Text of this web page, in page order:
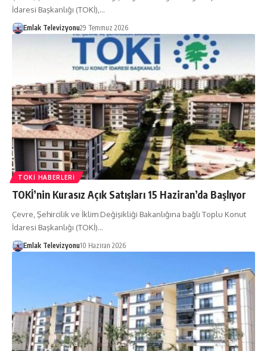
İdaresi Başkanlığı (TOKİ),…
Emlak Televizyonu29 Temmuz 2026
TOKI HABERLERI
TOKİ’nin Kurasız Açık Satışları 15 Haziran’da Başlıyor
Çevre, Şehircilik ve İklim Değişikliği Bakanlığına bağlı Toplu Konut
İdaresi Başkanlığı (TOKİ)…
Emlak Televizyonu10 Haziran 2026